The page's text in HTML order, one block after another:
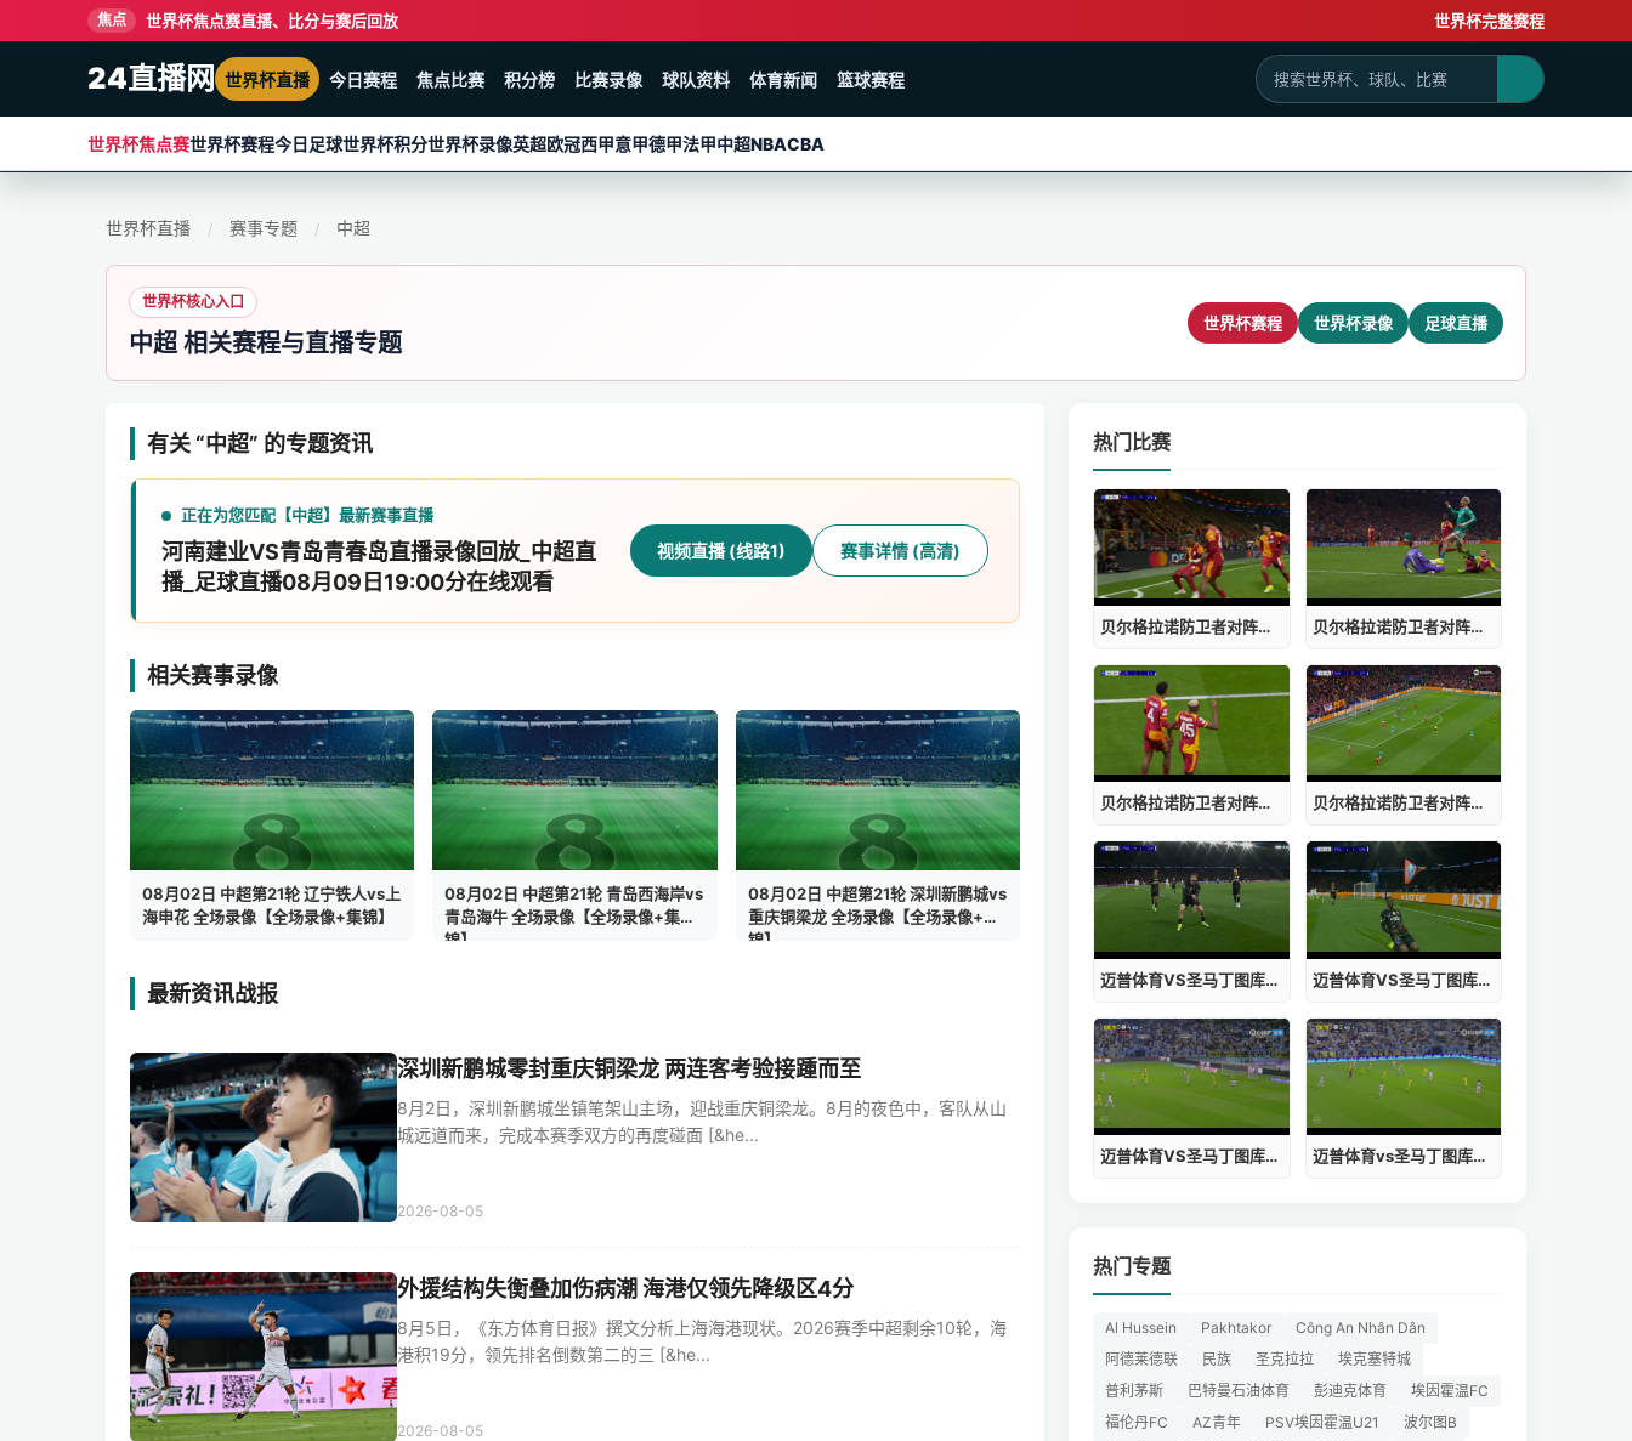
焦点 世界杯焦点赛直播、比分与赛后回放 世界杯完整赛程
24直播网 世界杯直播 今日赛程 焦点比赛 积分榜 比赛录像 球队资料 体育新闻 篮球赛程
世界杯焦点赛世界杯赛程今日足球世界杯积分世界杯录像英超欧冠西甲意甲德甲法甲中超NBACBA
世界杯直播 / 赛事专题 / 中超
世界杯核心入口
中超 相关赛程与直播专题
世界杯赛程 世界杯录像 足球直播
有关 “中超” 的专题资讯
正在为您匹配【中超】最新赛事直播
河南建业VS青岛青春岛直播录像回放_中超直
播_足球直播08月09日19:00分在线观看
视频直播 (线路1) 赛事详情 (高清)
相关赛事录像
08月02日 中超第21轮 辽宁铁人vs上
海申花 全场录像【全场录像+集锦】
08月02日 中超第21轮 青岛西海岸vs
青岛海牛 全场录像【全场录像+集
锦】
08月02日 中超第21轮 深圳新鹏城vs
重庆铜梁龙 全场录像【全场录像+集
锦】
最新资讯战报
深圳新鹏城零封重庆铜梁龙 两连客考验接踵而至
8月2日，深圳新鹏城坐镇笔架山主场，迎战重庆铜梁龙。8月的夜色中，客队从山
城远道而来，完成本赛季双方的再度碰面 [&he...
2026-08-05
外援结构失衡叠加伤病潮 海港仅领先降级区4分
8月5日，《东方体育日报》撰文分析上海海港现状。2026赛季中超剩余10轮，海
港积19分，领先排名倒数第二的三 [&he...
2026-08-05
热门比赛
贝尔格拉诺防卫者对阵洛斯安第斯免费观看 贝尔格拉诺防卫者对阵洛斯安第斯在线直播
贝尔格拉诺防卫者对阵洛斯安第斯直播 贝尔格拉诺防卫者对阵洛斯安第斯在线观看免费
迈普体育VS圣马丁图库曼直播 迈普体育VS圣马丁图库曼免费观看
迈普体育VS圣马丁图库曼比分 迈普体育vs圣马丁图库曼比分预测
热门专题
Al Hussein Pakhtakor
Công An Nhân Dân
阿德莱德联
民族 圣克拉拉
埃克塞特城
普利茅斯
巴特曼石油体育 彭迪克体育
埃因霍温FC
福伦丹FC
AZ青年 PSV埃因霍温U21
波尔图B